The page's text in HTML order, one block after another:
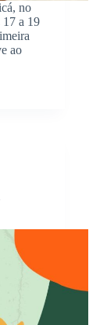
no
17 a 19
ao